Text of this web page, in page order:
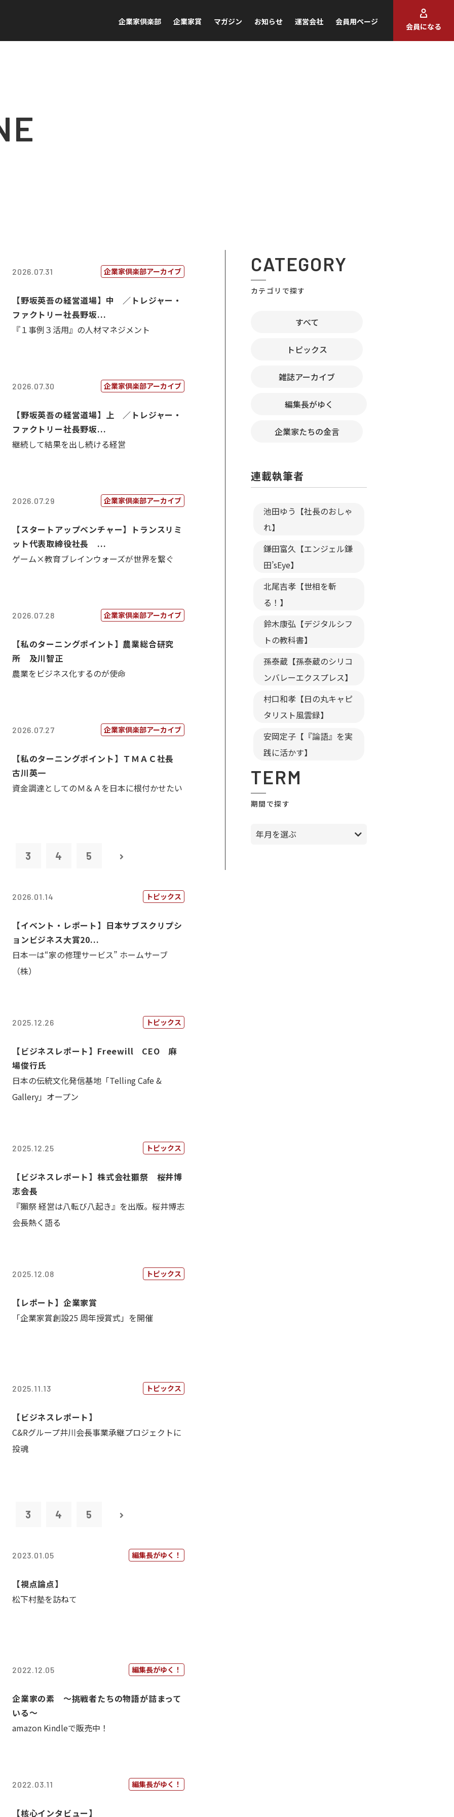
企業家倶楽部 企業家賞 マガジン お知らせ 運営会社 会員用ページ
会員になる
2026.07.31 企業家倶楽部アーカイブ
【野坂英吾の経営道場】中 ／トレジャー・
ファクトリー社長野坂...
『１事例３活用』の人材マネジメント
2026.07.30 企業家倶楽部アーカイブ
【野坂英吾の経営道場】上 ／トレジャー・
ファクトリー社長野坂...
継続して結果を出し続ける経営
2026.07.29 企業家倶楽部アーカイブ
【スタートアップベンチャー】トランスリミ
ット代表取締役社長 ...
ゲーム×教育ブレインウォーズが世界を繋ぐ
2026.07.28 企業家倶楽部アーカイブ
【私のターニングポイント】農業総合研究
所 及川智正
農業をビジネス化するのが使命
2026.07.27 企業家倶楽部アーカイブ
【私のターニングポイント】ＴＭＡＣ社長
古川英一
資金調達としてのＭ＆Ａを日本に根付かせたい
3 4 5
2026.01.14 トピックス
【イベント・レポート】日本サブスクリプシ
ョンビジネス大賞20...
日本一は“家の修理サービス” ホームサーブ
（株）
2025.12.26 トピックス
【ビジネスレポート】Freewill CEO 麻
場俊行氏
日本の伝統文化発信基地「Telling Cafe &
Gallery」オープン
2025.12.25 トピックス
【ビジネスレポート】株式会社獺祭 桜井博
志会長
『獺祭 経営は八転び八起き』を出版。桜井博志
会長熱く語る
2025.12.08 トピックス
【レポート】企業家賞
「企業家賞創設25 周年授賞式」を開催
2025.11.13 トピックス
【ビジネスレポート】
C&Rグループ井川会長事業承継プロジェクトに
投魂
3 4 5
2023.01.05 編集長がゆく！
【視点論点】
松下村塾を訪ねて
2022.12.05 編集長がゆく！
企業家の素 〜挑戦者たちの物語が詰まって
いる〜
amazon Kindleで販売中！
2022.03.11 編集長がゆく！
【核心インタビュー】
CATEGORY
カテゴリで探す
すべて
トピックス
雑誌アーカイブ
編集長がゆく
企業家たちの金言
連載執筆者
池田ゆう【社長のおしゃ
れ】
鎌田富久【エンジェル鎌
田’sEye】
北尾吉孝【世相を斬
る！】
鈴木康弘【デジタルシフ
トの教科書】
孫泰蔵【孫泰蔵のシリコ
ンバレーエクスプレス】
村口和孝【日の丸キャピ
タリスト風雲録】
安岡定子【『論語』を実
践に活かす】
TERM
期間で探す
年月を選ぶ